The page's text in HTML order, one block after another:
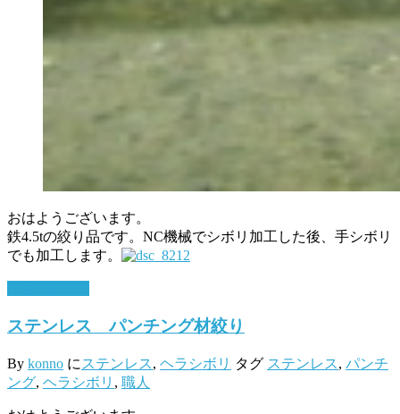
おはようございます。
鉄4.5tの絞り品です。NC機械でシボリ加工した後、手シボリ
でも加工します。
ステンレス パンチング材絞り
By konno に ステンレス, ヘラシボリ タグ ステンレス, パンチ
ング, ヘラシボリ , 職人